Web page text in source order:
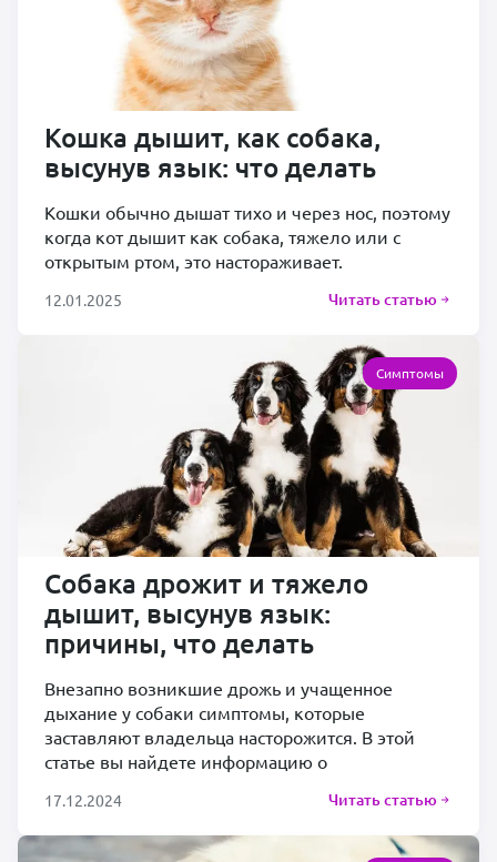
Кошка дышит, как собака,
высунув язык: что делать
Кошки обычно дышат тихо и через нос, поэтому
когда кот дышит как собака, тяжело или с
открытым ртом, это настораживает.
12.01.2025 Читать статью
Собака дрожит и тяжело
дышит, высунув язык:
причины, что делать
Внезапно возникшие дрожь и учащенное
дыхание у собаки симптомы, которые
заставляют владельца насторожится. В этой
статье вы найдете информацию о
17.12.2024 Читать статью
Симптомы